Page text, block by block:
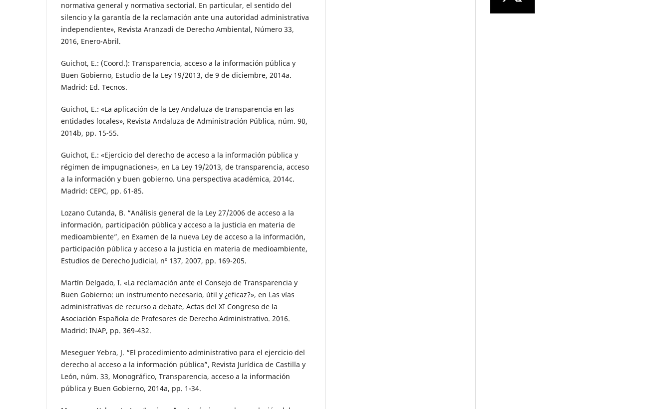
normativa general y normativa sectorial. En particular, el sentido del
silencio y la garantía de la reclamación ante una autoridad administrativa
independiente», Revista Aranzadi de Derecho Ambiental, Número 33,
2016, Enero-Abril.
Guichot, E.: (Coord.): Transparencia, acceso a la información pública y
Buen Gobierno, Estudio de la Ley 19/2013, de 9 de diciembre, 2014a.
Madrid: Ed. Tecnos.
Guichot, E.: «La aplicación de la Ley Andaluza de transparencia en las
entidades locales», Revista Andaluza de Administración Pública, núm. 90,
2014b, pp. 15-55.
Guichot, E.: «Ejercicio del derecho de acceso a la información pública y
régimen de impugnaciones», en La Ley 19/2013, de transparencia, acceso
a la información y buen gobierno. Una perspectiva académica, 2014c.
Madrid: CEPC, pp. 61-85.
Lozano Cutanda, B. “Análisis general de la Ley 27/2006 de acceso a la
información, participación pública y acceso a la justicia en materia de
medioambiente”, en Examen de la nueva Ley de acceso a la información,
participación pública y acceso a la justicia en materia de medioambiente,
Estudios de Derecho Judicial, nº 137, 2007, pp. 169-205.
Martín Delgado, I. «La reclamación ante el Consejo de Transparencia y
Buen Gobierno: un instrumento necesario, útil y ¿eficaz?», en Las vías
administrativas de recurso a debate, Actas del XI Congreso de la
Asociación Española de Profesores de Derecho Administrativo. 2016.
Madrid: INAP, pp. 369-432.
Meseguer Yebra, J. “El procedimiento administrativo para el ejercicio del
derecho al acceso a la información pública”, Revista Jurídica de Castilla y
León, núm. 33, Monográfico, Transparencia, acceso a la información
pública y Buen Gobierno, 2014a, pp. 1-34.